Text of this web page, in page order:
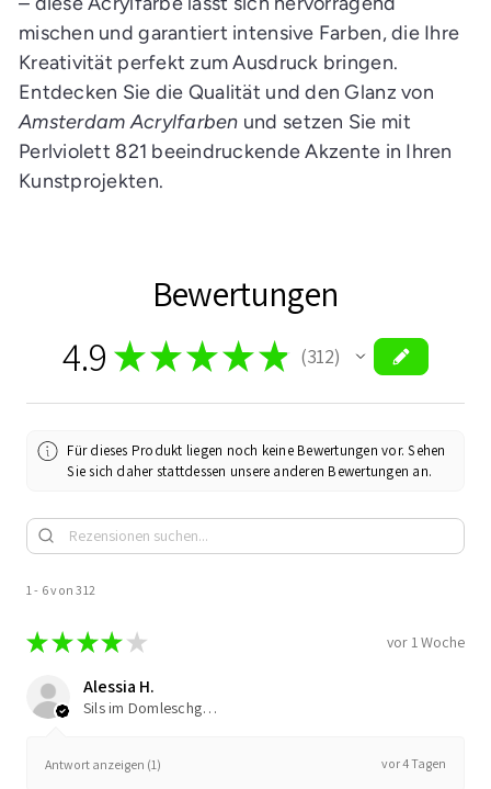
mischen und garantiert intensive Farben, die Ihre
Kreativität perfekt zum Ausdruck bringen.
Entdecken Sie die Qualität und den Glanz von
Amsterdam Acrylfarben und setzen Sie mit
Perlviolett 821 beeindruckende Akzente in Ihren
Kunstprojekten.
Bewertungen
4.9 ★★★★★ 312
312
Für dieses Produkt liegen noch keine Bewertungen vor. Sehen
Sie sich daher stattdessen unsere anderen Bewertungen an.
1 - 6 von 312
★★ ★★ ★ vor 1 Woche
Alessia H.
Sils im Domleschg, Switzerland
Antwort anzeigen (1) vor 4 Tagen